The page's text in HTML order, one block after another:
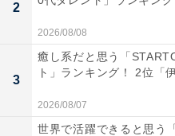
齢者でも食べやすいメニ
メニューが何種類か出て
（40代女性／愛知県）」
難で、年配の人が行って
高齢の親はお造りの定食
京都府）」などのコメン
2
2026/08/08
3
癒し系だと思う「
ト」ランキング！ 2位「
2026/08/07
世界で活躍できると思う